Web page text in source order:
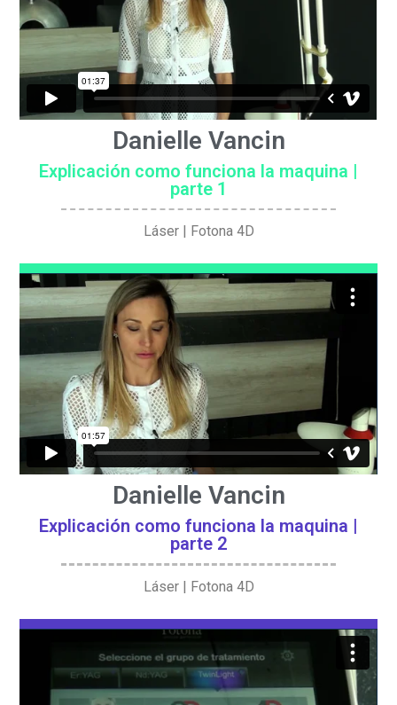
Danielle Vancin
Explicación como funciona la maquina |
parte 1
Láser | Fotona 4D
Danielle Vancin
Explicación como funciona la maquina |
parte 2
Láser | Fotona 4D